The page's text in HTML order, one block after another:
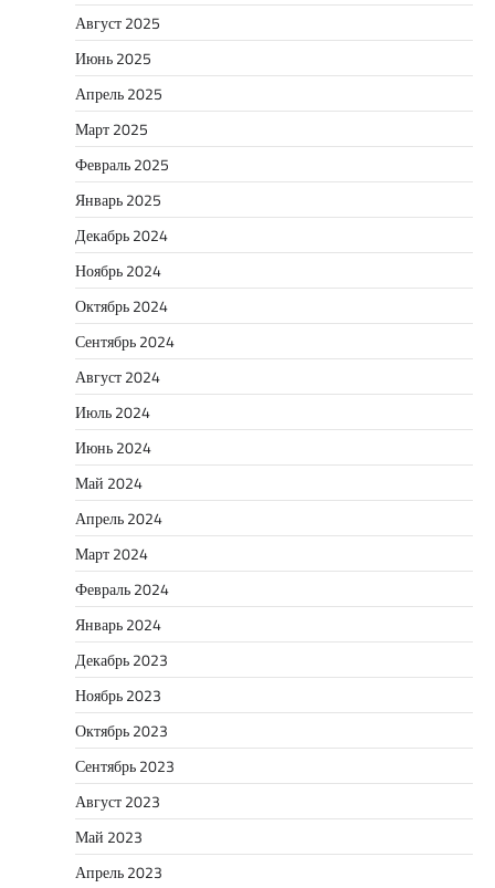
Август 2025
Июнь 2025
Апрель 2025
Март 2025
Февраль 2025
Январь 2025
Декабрь 2024
Ноябрь 2024
Октябрь 2024
Сентябрь 2024
Август 2024
Июль 2024
Июнь 2024
Май 2024
Апрель 2024
Март 2024
Февраль 2024
Январь 2024
Декабрь 2023
Ноябрь 2023
Октябрь 2023
Сентябрь 2023
Август 2023
Май 2023
Апрель 2023